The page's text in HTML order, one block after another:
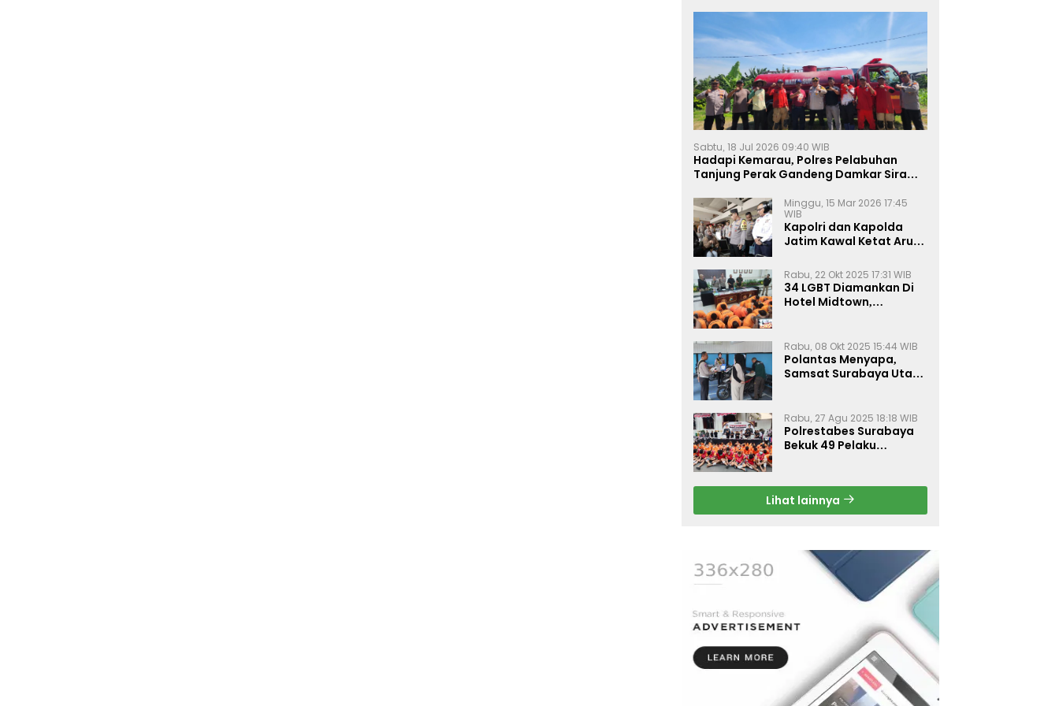
Sabtu, 18 Jul 2026 09:40 WIB
Hadapi Kemarau, Polres Pelabuhan
Tanjung Perak Gandeng Damkar Siram
Minggu, 15 Mar 2026 17:45
WIB
Kapolri dan Kapolda
Jatim Kawal Ketat Arus
Rabu, 22 Okt 2025 17:31 WIB
34 LGBT Diamankan Di
Hotel Midtown,
Rabu, 08 Okt 2025 15:44 WIB
Polantas Menyapa,
Samsat Surabaya Utara
Rabu, 27 Agu 2025 18:18 WIB
Polrestabes Surabaya
Bekuk 49 Pelaku
Gratis
Lihat lainnya